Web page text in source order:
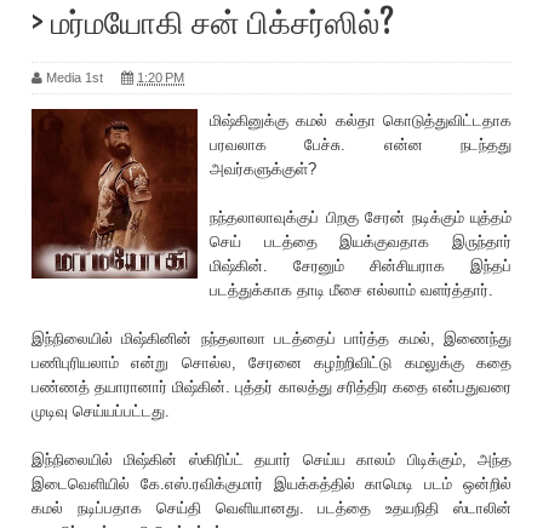
> மர்மயோகி சன் பிக்சர்ஸில்?
Media 1st 1:20 PM
மிஷ்கினுக்கு கமல் கல்தா கொடுத்துவிட்டதாக
பரவலாக பேச்சு. என்ன நடந்தது
அவர்களுக்குள்?
நந்தலாலாவுக்குப் பிறகு சேரன் நடிக்கும் யுத்தம்
செய் படத்தை இயக்குவதாக இருந்தார்
மிஷ்கின். சேரனும் சின்சியராக இந்தப்
படத்துக்காக தாடி மீசை எல்லாம் வளர்த்தார்.
இந்நிலையில் மிஷ்கினின் நந்தலாலா படத்தைப் பார்த்த கமல், இணைந்து
பணிபு‌ரியலாம் என்று சொல்ல, சேரனை கழற்றிவிட்டு கமலுக்கு கதை
பண்ணத் தயாரானார் மிஷ்கின். புத்தர் காலத்து ச‌ரித்திர கதை என்பதுவரை
முடிவு செய்யப்பட்டது.
இந்நிலையில் மிஷ்கின் ஸ்கி‌ரிப்ட் தயார் செய்ய காலம் பிடிக்கும், அந்த
இடைவெளியில் கே.எஸ்.ரவிக்குமார் இயக்கத்தில் காமெடி படம் ஒன்றில்
கமல் நடிப்பதாக செய்தி வெளியானது. படத்தை உதயநிதி ஸ்டாலின்